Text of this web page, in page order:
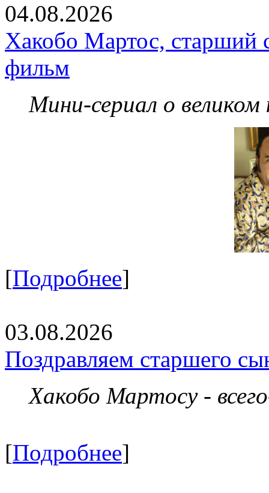
04.08.2026
Хакобо Мартос, старший
фильм
Мини-сериал о великом
[Подробнее]
03.08.2026
Поздравляем старшего
Хакобо Мартосу -
[Подробнее]